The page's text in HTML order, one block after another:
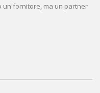
un fornitore, ma un partner